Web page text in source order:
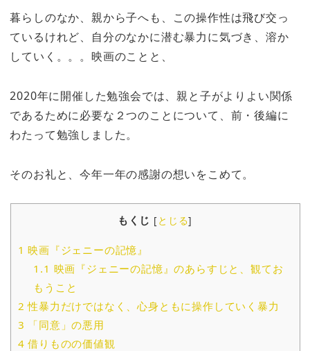
暮らしのなか、親から子へも、この操作性は飛び交っ
ているけれど、自分のなかに潜む暴力に気づき、溶か
していく。。。映画のことと、
2020年に開催した勉強会では、親と子がよりよい関係
であるために必要な２つのことについて、前・後編に
わたって勉強しました。
そのお礼と、今年一年の感謝の想いをこめて。
もくじ [とじる]
1 映画『ジェニーの記憶』
1.1 映画『ジェニーの記憶』のあらすじと、観てお
もうこと
2 性暴力だけではなく、心身ともに操作していく暴力
3 「同意」の悪用
4 借りものの価値観